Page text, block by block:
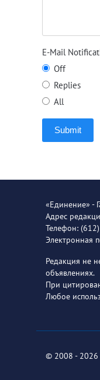
E-Mail
Off
Replies
All
Submit
«Единение» -
Адрес
Телефон:
Электронная
Редакция не
объявлениях.
При
Любое
© 2008 - 2026